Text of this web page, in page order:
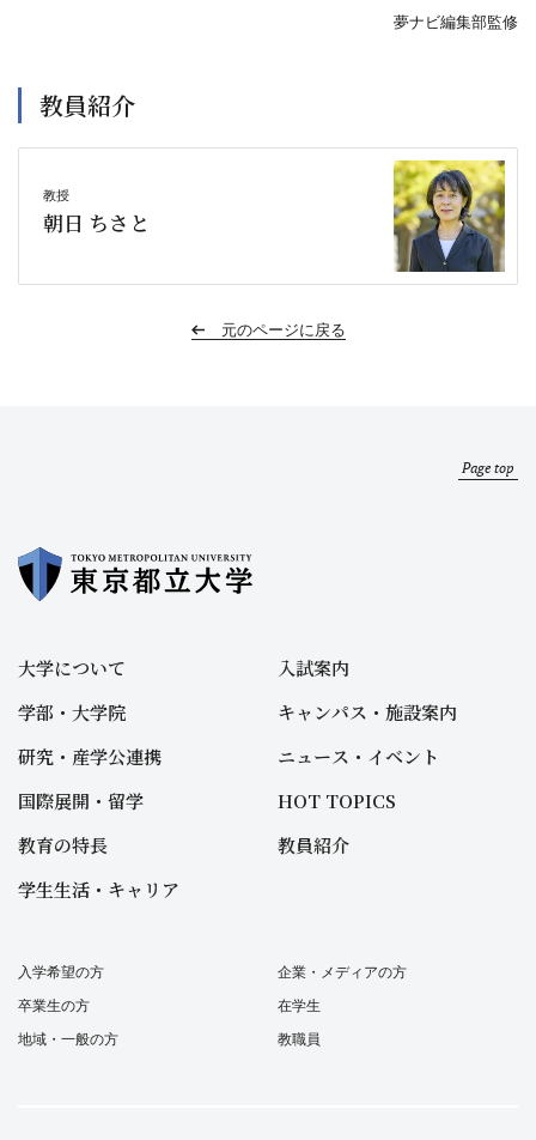
夢ナビ編集部監修
教員紹介
教授
朝日 ちさと
元のページに戻る
Page top
大学について
学部・大学院
研究・産学公連携
国際展開・留学
教育の特長
学生生活・キャリア
入試案内
キャンパス・施設案内
ニュース・イベント
HOT TOPICS
教員紹介
入学希望の方
卒業生の方
地域・一般の方
企業・メディアの方
在学生
教職員